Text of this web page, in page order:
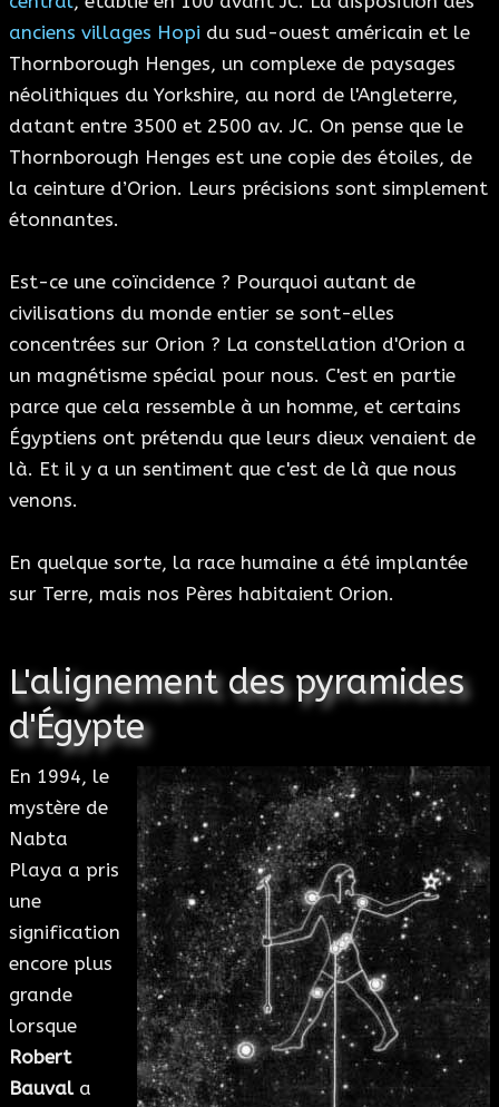
anciens villages Hopi du sud-ouest américain et le
Thornborough Henges, un complexe de paysages
néolithiques du Yorkshire, au nord de l'Angleterre,
datant entre 3500 et 2500 av. JC. On pense que le
Thornborough Henges est une copie des étoiles, de
la ceinture d’Orion. Leurs précisions sont simplement
étonnantes.
Est-ce une coïncidence ? Pourquoi autant de
civilisations du monde entier se sont-elles
concentrées sur Orion ? La constellation d'Orion a
un magnétisme spécial pour nous. C'est en partie
parce que cela ressemble à un homme, et certains
Égyptiens ont prétendu que leurs dieux venaient de
là. Et il y a un sentiment que c'est de là que nous
venons.
En quelque sorte, la race humaine a été implantée
sur Terre, mais nos Pères habitaient Orion.
L'alignement des pyramides
d'Égypte
En 1994, le
mystère de
Nabta
Playa a pris
une
signification
encore plus
grande
lorsque
Robert
Bauvala